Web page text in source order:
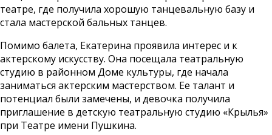
театре, где получила хорошую танцевальную базу и
стала мастерской бальных танцев.
Помимо балета, Екатерина проявила интерес и к
актерскому искусству. Она посещала театральную
студию в районном Доме культуры, где начала
заниматься актерским мастерством. Ее талант и
потенциал были замечены, и девочка получила
приглашение в детскую театральную студию «Крылья»
при Театре имени Пушкина.